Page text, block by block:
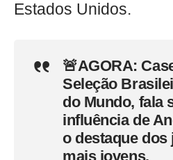
Estados Unidos.
🚨AGORA:
Seleção
do Mundo, fala
influência de
o destaque dos
mais jovens.